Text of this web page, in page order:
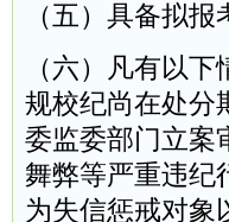
（五）具备拟
（六）凡有以
规校纪尚在处分
委监委部门立案
舞弊等严重违纪
为失信惩戒对象